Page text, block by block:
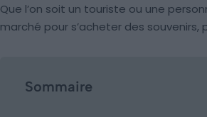
Que l’on soit un touriste ou une
marché pour s’acheter des souvenirs,
Sommaire